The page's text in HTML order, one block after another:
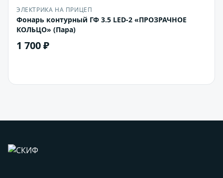
ЭЛЕКТРИКА НА ПРИЦЕП
Фонарь контурный ГФ 3.5 LED-2 «ПРОЗРАЧНОЕ
КОЛЬЦО» (Пара)
1 700 ₽